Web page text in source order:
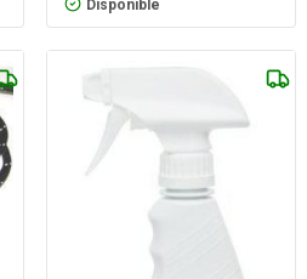
Disponible